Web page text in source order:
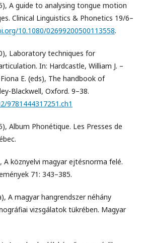
A guide to analysing tongue motion
Clinical Linguistics & Phonetics 19/6–
10.1080/02699200500113558.
Laboratory techniques for
In: Hardcastle, William J. –
E. (eds), The handbook of
Blackwell, Oxford. 9–38.
9781444317251.ch1
Album Phonétique. Les Presses de
A köznyelvi magyar ejtésnorma felé.
71: 343–385.
A magyar hangrendszer néhány
vizsgálatok tükrében. Magyar